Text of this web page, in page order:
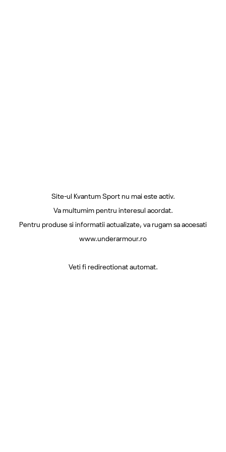
Site-ul Kvantum Sport nu mai este activ.
Va multumim pentru interesul acordat.
Pentru produse si informatii actualizate, va rugam sa accesati
www.underarmour.ro
Veti fi redirectionat automat.